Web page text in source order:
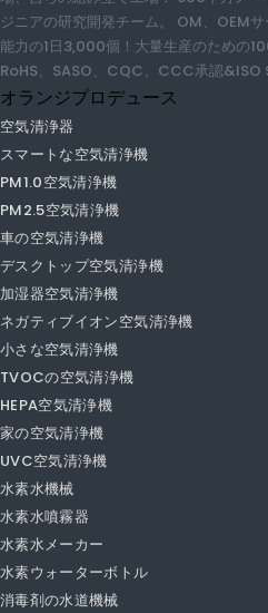
機、水素水、浄水器などの専門メーカ
ーです。 60,000 m 2の射出成形金型
の金型工場、自らの組み立て工場！
30人のエンジニアの研究開発チーム。
PRFESSIONです。生産能力の1日
劣化試験！ CE、CB、RoHS、SASO
2008証明書！
オランジプロデュース
空気清浄器
スマートな空気清浄機
PM1.0空気清浄機
PM2.5空気清浄機
車の空気清浄機
デスクトップ空気清浄機
加湿器空気清浄機
ネガティブイオン空気清浄機